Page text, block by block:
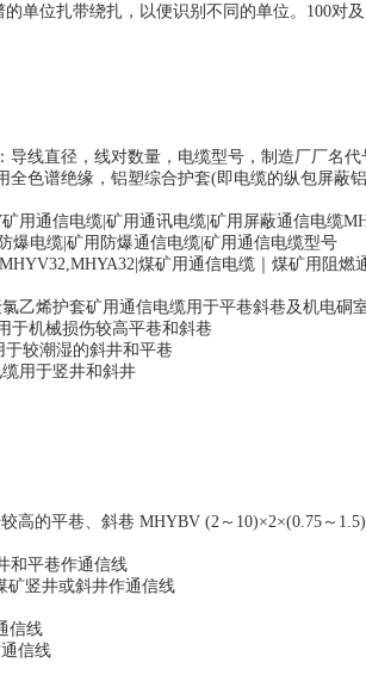
单位扎带绕扎，以便识别不同的单位。100对
导线直径，线对数量，电缆型号，制造厂厂名代
色谱绝缘，铝塑综合护套(即电缆的纵包屏蔽
用通信电缆|矿用通讯电缆|矿用屏蔽通信电缆
爆电缆|矿用防爆通信电缆|矿用通信电缆型号
煤矿用通信电缆｜煤矿用阻燃
乙烯护套矿用通信电缆用于平巷斜巷及机电硐
于机械损伤较高平巷和斜巷
于较潮湿的斜井和平巷
用于竖井和斜井
的平巷、斜巷 MHYBV (2～10)×2×(0.75～
和平巷作通信线
矿竖井或斜井作通信线
信线
信线